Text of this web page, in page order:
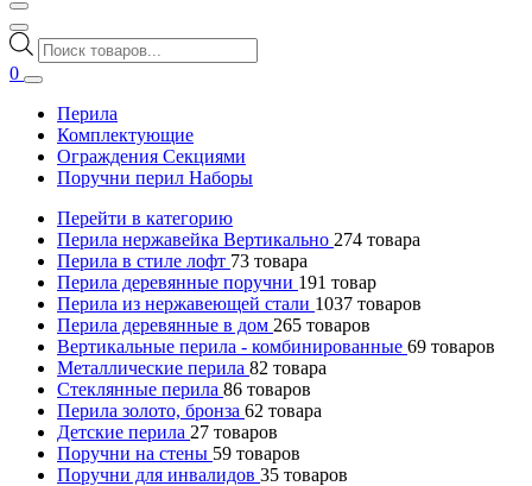
Поиск
товаров
0
Перила
Комплектующие
Ограждения Секциями
Поручни перил Наборы
Перейти в категорию
Перила нержавейка Вертикально 274 товара
Перила в стиле лофт 73 товара
Перила деревянные поручни 191 товар
Перила из нержавеющей стали 1037 товаров
Перила деревянные в дом 265 товаров
Вертикальные перила - комбинированные 69 товаров
Металлические перила 82 товара
Стеклянные перила 86 товаров
Перила золото, бронза 62 товара
Детские перила 27 товаров
Поручни на стены 59 товаров
Поручни для инвалидов 35 товаров